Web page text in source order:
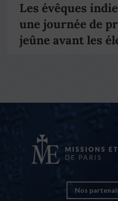
Les évêques
une journée de
jeûne avant les
Nos